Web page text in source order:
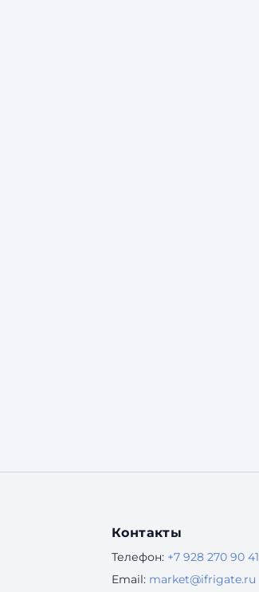
Контакты
Телефон: +7 928 270 90 41
Email: market@ifrigate.ru